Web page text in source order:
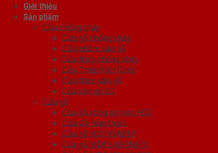
Giới thiệu
Sản phẩm
Cửa chống cháy
Cửa gỗ chống cháy
Cửa nhôm vân gỗ
Cửa thép chống cháy
Cửa Thép Hàn Quốc
Cửa thép vân gỗ
Cửa vân gỗ 5D
Cửa gỗ
Cửa gỗ công nghiệp HDF
Cửa Gỗ Hàn Quốc
Cửa gỗ HDF VENEER
Cửa gỗ MDF LAMINATE